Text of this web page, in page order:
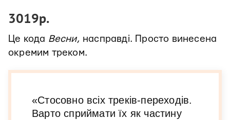
3019р.
Це кода Весни, насправді. Просто винесена
окремим треком.
«Стосовно всіх треків-переходів.
Варто сприймати їх як частину